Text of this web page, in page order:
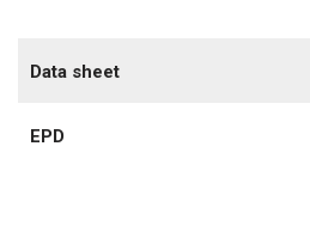
Data sheet
EPD